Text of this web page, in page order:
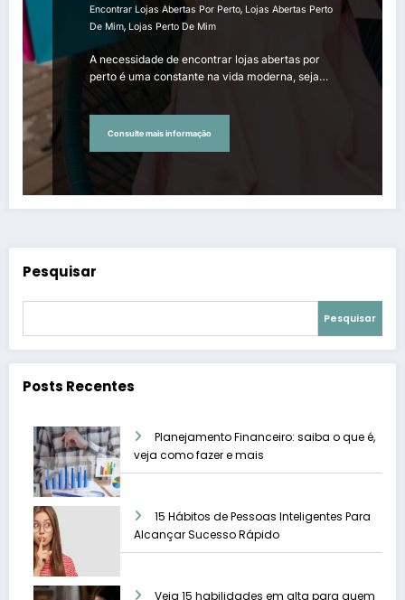
Encontrar Lojas Abertas Por Perto, Lojas Abertas Perto
De Mim, Lojas Perto De Mim
A necessidade de encontrar lojas abertas por
perto é uma constante na vida moderna, seja…
Consulte mais informação
Pesquisar
Pesquisar
Posts Recentes
Planejamento Financeiro: saiba o que é,
veja como fazer e mais
15 Hábitos de Pessoas Inteligentes Para
Alcançar Sucesso Rápido
Veja 15 habilidades em alta para quem